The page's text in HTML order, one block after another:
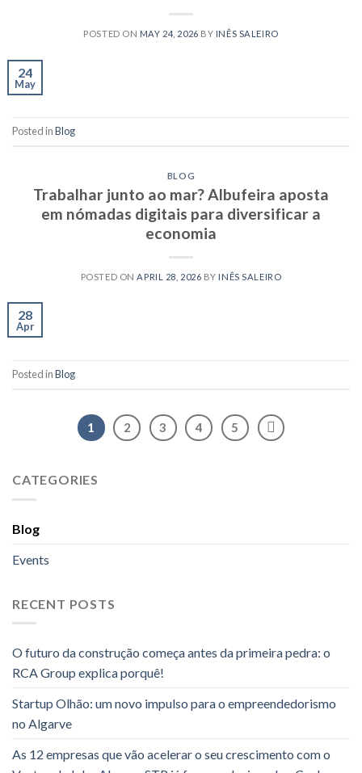
POSTED ON MAY 24, 2026 BY INÊS SALEIRO
24
May
Posted inBlog
BLOG
Trabalhar junto ao mar? Albufeira aposta
em nómadas digitais para diversificar a
economia
POSTED ON APRIL 28, 2026 BY INÊS SALEIRO
28
Apr
Posted inBlog
1 2 3 4 5
CATEGORIES
Blog
Events
RECENT POSTS
O futuro da construção começa antes da primeira pedra: o
RCA Group explica porquê!
Startup Olhão: um novo impulso para o empreendedorismo
no Algarve
As 12 empresas que vão acelerar o seu crescimento com o